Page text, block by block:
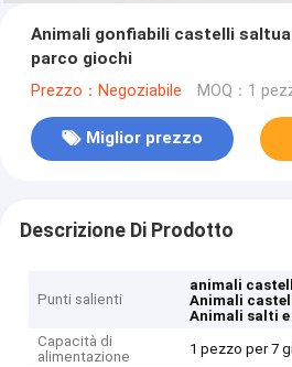
Animali gonfiabili castelli
parco giochi
Prezzo：Negoziabile MOQ：1
Miglior prezzo
Descrizione Di Prodotto
Punti salienti
animali
Animali
Animali salti
Capacità di
alimentazione
1 pezzo per 7